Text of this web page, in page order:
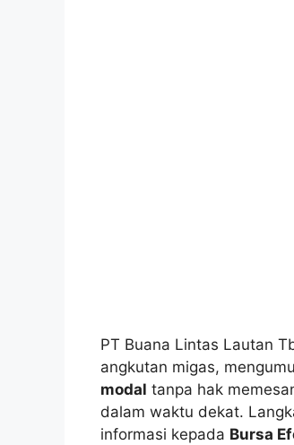
PT Buana Lintas Lautan
angkutan migas,
modal tanpa hak
dalam waktu dekat.
informasi kepada Bursa